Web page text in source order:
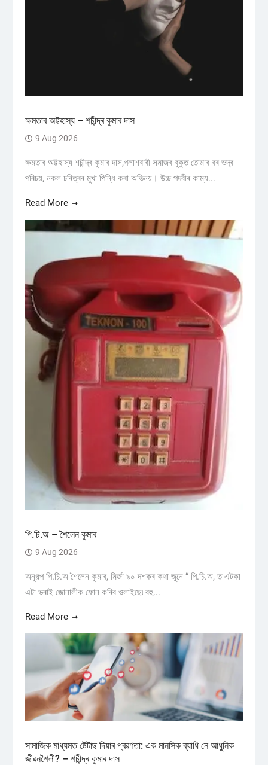
ক্ষমতাৰ অট্টহাস্য – শচীন্দ্ৰ কুমাৰ দাস
9 Aug 2026
ক্ষমতাৰ অট্টহাস্য শচীন্দ্ৰ কুমাৰ দাস,পলাশবাৰী সমাজৰ বুকুত তোমাৰ বৰ ভদ্ৰ
পৰিচয়, নকল চৰিত্ৰৰ মুখা পিন্ধি কৰা অভিনয়। উচ্চ পদবীৰ কাম্য...
Read More
পি.চি.অ – শৈলেন কুমাৰ
9 Aug 2026
অনুগল্প পি.চি.অ শৈলেন কুমাৰ, মিৰ্জা ৯০ দশকৰ কথা জুনে “ পি.চি.অ, ত এটকা
এটা ভৰাই জোনালীক ফোন কৰিব ওলাইছে৷ বহু...
Read More
সামাজিক মাধ্যমত ষ্টেটাছ দিয়াৰ প্ৰৱণতা: এক মানসিক ব্যাধি নে আধুনিক
জীৱনশৈলী? – শচীন্দ্ৰ কুমাৰ দাস